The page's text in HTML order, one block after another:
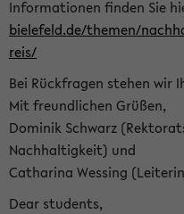
Informationen finden Sie
bielefeld.de/themen/
reis/
Bei Rückfragen stehen wir
Mit freundlichen Grüßen,
Dominik Schwarz
Nachhaltigkeit) und
Catharina Wessing
Dear students,